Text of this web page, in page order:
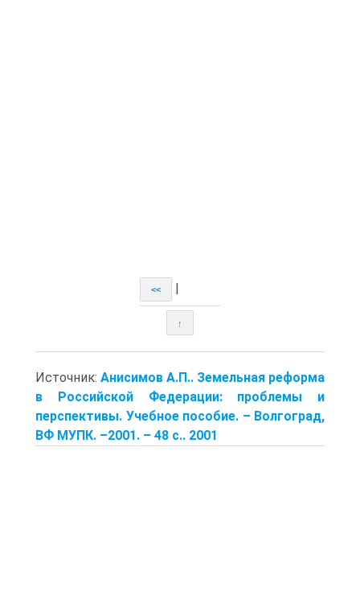
<<
↑
Источник: Анисимов А.П.. Земельная реформа
в Российской Федерации: проблемы и
перспективы. Учебное пособие. – Волгоград,
ВФ МУПК. –2001. – 48 с.. 2001